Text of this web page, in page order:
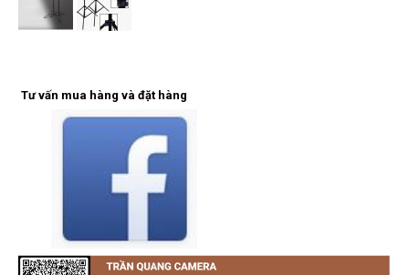
Tư vấn mua hàng và đặt hàng